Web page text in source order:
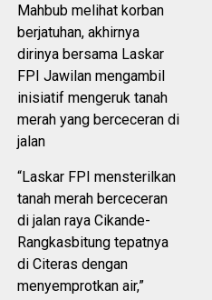
Mahbub melihat korban
berjatuhan, akhirnya
dirinya bersama Laskar
FPI Jawilan mengambil
inisiatif mengeruk tanah
merah yang berceceran di
jalan
“Laskar FPI mensterilkan
tanah merah berceceran
di jalan raya Cikande-
Rangkasbitung tepatnya
di Citeras dengan
menyemprotkan air,”